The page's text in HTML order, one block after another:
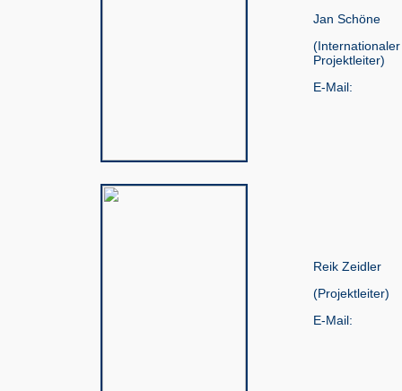
Jan Schöne
Projektleiter)
E-Mail:
Reik Zeidler
(Projektleiter)
E-Mail: